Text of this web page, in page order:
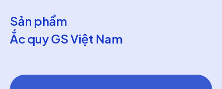
Sản phẩm
Ắc quy GS Việt Nam